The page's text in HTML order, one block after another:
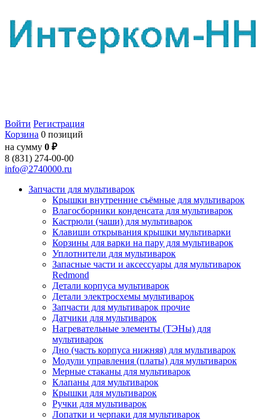
Войти Регистрация
Корзина 0 позиций
на сумму 0 ₽
8 (831) 274-00-00
info@2740000.ru
Запчасти для мультиварок
Крышки внутренние съёмные для мультиварок
Влагосборники конденсата для мультиварок
Кастрюли (чаши) для мультиварок
Клавиши открывания крышки мультиварки
Корзины для варки на пару для мультиварок
Уплотнители для мультиварок
Запасные части и аксессуары для мультиварок
Redmond
Детали корпуса мультиварок
Детали электросхемы мультиварок
Запчасти для мультиварок прочие
Датчики для мультиварок
Нагревательные элементы (ТЭНы) для
мультиварок
Дно (часть корпуса нижняя) для мультиварок
Модули управления (платы) для мультиварок
Мерные стаканы для мультиварок
Клапаны для мультиварок
Крышки для мультиварок
Ручки для мультиварок
Лопатки и черпаки для мультиварок